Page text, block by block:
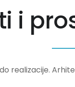
i
realizacije.